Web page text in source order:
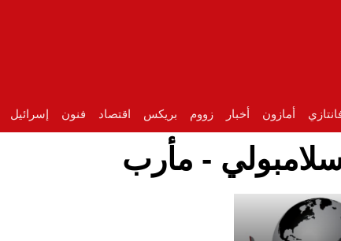
أمازون أخبار زووم بريكس اقتصاد فنون إسرائيل
- مأرب